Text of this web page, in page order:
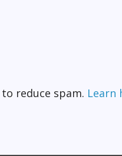
reduce spam. Learn